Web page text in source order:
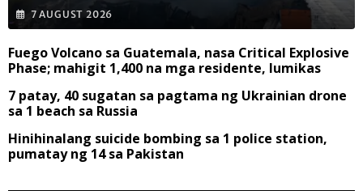
7 AUGUST 2026
Fuego Volcano sa Guatemala, nasa Critical Explosive
Phase; mahigit 1,400 na mga residente, lumikas
7 patay, 40 sugatan sa pagtama ng Ukrainian drone
sa 1 beach sa Russia
Hinihinalang suicide bombing sa 1 police station,
pumatay ng 14 sa Pakistan